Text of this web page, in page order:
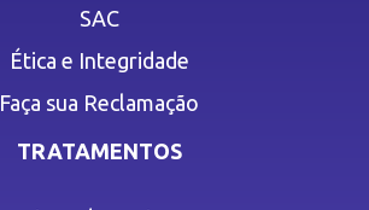
SAC
Ética e Integridade
Faça sua Reclamação
TRATAMENTOS